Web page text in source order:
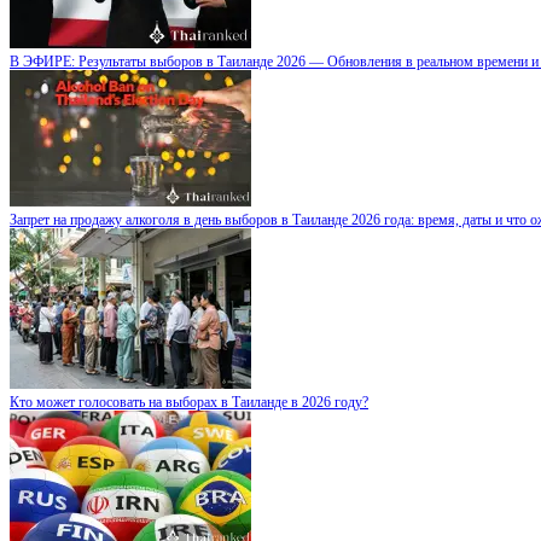
В ЭФИРЕ: Результаты выборов в Таиланде 2026 — Обновления в реальном времени
Запрет на продажу алкоголя в день выборов в Таиланде 2026 года: время, даты и что
Кто может голосовать на выборах в Таиланде в 2026 году?